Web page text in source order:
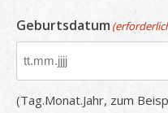
Geburtsdatum
(Tag.Monat.Jahr, zum